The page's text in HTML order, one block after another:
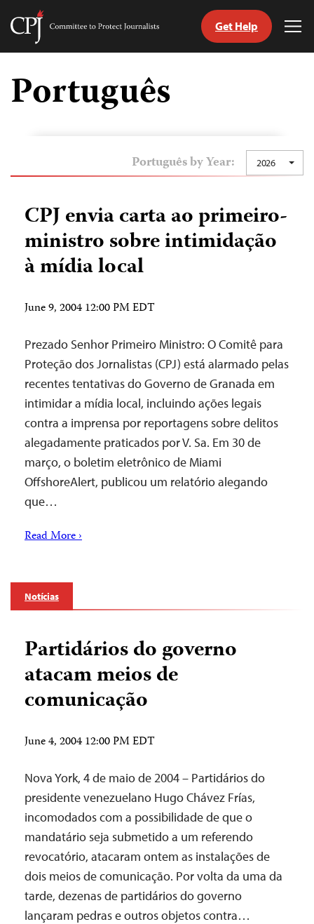
Skip
content
Committee
Get Help
Português
Português by Year: 2026
CPJ envia carta ao primeiro-
ministro sobre intimidação
à mídia local
June 9, 2004 12:00 PM EDT
Prezado Senhor Primeiro Ministro: O Comitê para
Proteção dos Jornalistas (CPJ) está alarmado pelas
recentes tentativas do Governo de Granada em
intimidar a mídia local, incluindo ações legais
contra a imprensa por reportagens sobre delitos
alegadamente praticados por V. Sa. Em 30 de
março, o boletim eletrônico de Miami
OffshoreAlert, publicou um relatório alegando
que…
Read More ›
Notícias
Partidários do governo
atacam meios de
comunicação
June 4, 2004 12:00 PM EDT
Nova York, 4 de maio de 2004 – Partidários do
presidente venezuelano Hugo Chávez Frías,
incomodados com a possibilidade de que o
mandatário seja submetido a um referendo
revocatório, atacaram ontem as instalações de
dois meios de comunicação. Por volta da uma da
tarde, dezenas de partidários do governo
lançaram pedras e outros objetos contra…